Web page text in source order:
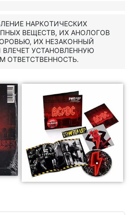
НАРКОТИЧЕСКИХ
ВЕЩЕСТВ, ИХ АНОЛОГОВ
ИХ НЕЗАКОННЫЙ
УСТАНОВЛЕННУЮ
ОТВЕТСТВЕННОСТЬ.